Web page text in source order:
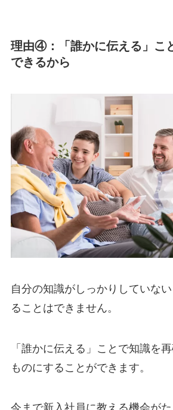
理由④：「誰かに伝える」こ
できるから
自分の知識がしっかりしていな
ることはできません。
「誰かに伝える」ことで知識を
ものにすることができます。